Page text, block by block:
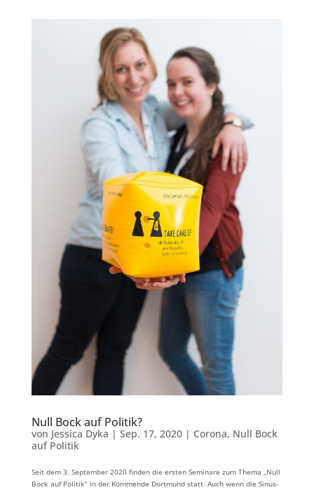
Null Bock auf Politik?
von Jessica Dyka | Sep. 17, 2020| Corona, Null Bock
auf Politik
Seit dem 3. September 2020 finden die ersten Seminare zum Thema „Null
Bock auf Politik“ in der Kommende Dortmund statt. Auch wenn die Sinus-